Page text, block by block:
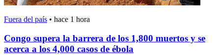
Fuera del país • hace 1 hora
Congo supera la barrera de los 1,800 muertos y se
acerca a los 4,000 casos de ébola